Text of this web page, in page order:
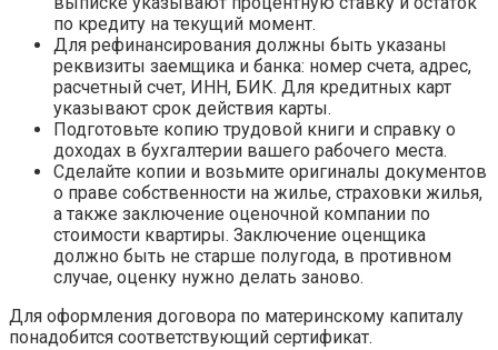
по кредиту на текущий момент.
Для рефинансирования должны быть указаны
реквизиты заемщика и банка: номер счета, адрес,
расчетный счет, ИНН, БИК. Для кредитных карт
указывают срок действия карты.
Подготовьте копию трудовой книги и справку о
доходах в бухгалтерии вашего рабочего места.
Сделайте копии и возьмите оригиналы документов
о праве собственности на жилье, страховки жилья,
а также заключение оценочной компании по
стоимости квартиры. Заключение оценщика
должно быть не старше полугода, в противном
случае, оценку нужно делать заново.
Для оформления договора по материнскому капиталу
понадобится соответствующий сертификат.